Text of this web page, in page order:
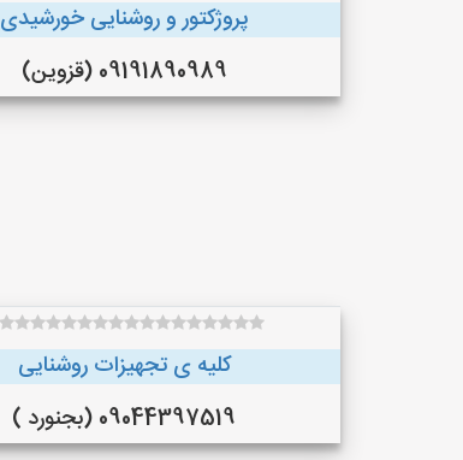
پروژکتور و روشنایی خورشیدی
09191890989 (قزوین)
کلیه ی تجهیزات روشنایی
09044397519 (بجنورد )